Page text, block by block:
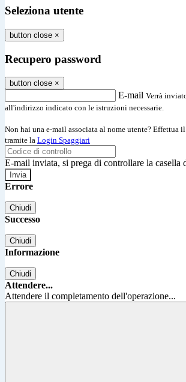
Seleziona utente
button close ×
Recupero password
button close ×
E-mail Verrà
all'indirizzo indicato con le istruzioni necessarie.
Non hai una e-mail associata al nome utente? Effettua
tramite la Login Spaggiari
E-mail inviata, si prega di controllare la casella
Errore
Chiudi
Successo
Chiudi
Informazione
Chiudi
Attendere...
Attendere il completamento dell'operazione...